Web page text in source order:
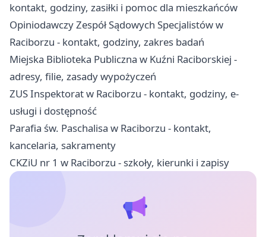
kontakt, godziny, zasiłki i pomoc dla mieszkańców
Opiniodawczy Zespół Sądowych Specjalistów w
Raciborzu - kontakt, godziny, zakres badań
Miejska Biblioteka Publiczna w Kuźni Raciborskiej -
adresy, filie, zasady wypożyczeń
ZUS Inspektorat w Raciborzu - kontakt, godziny, e-
usługi i dostępność
Parafia św. Paschalisa w Raciborzu - kontakt,
kancelaria, sakramenty
CKZiU nr 1 w Raciborzu - szkoły, kierunki i zapisy